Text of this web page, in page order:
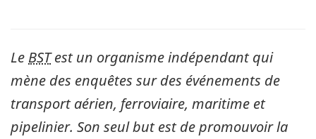
Le BSTest un organisme indépendant qui
mène des enquêtes sur des événements de
transport aérien, ferroviaire, maritime et
pipelinier. Son seul but est de promouvoir la